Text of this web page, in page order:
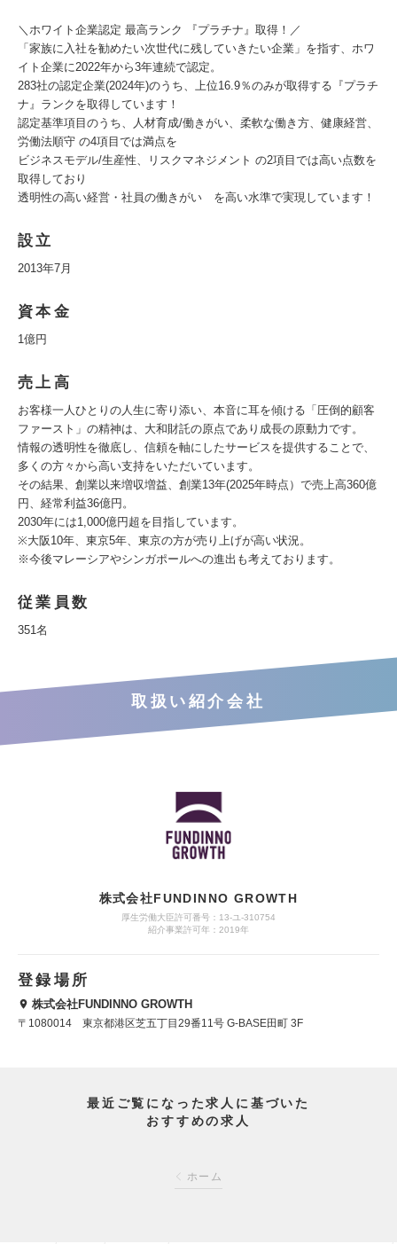
＼ホワイト企業認定 最高ランク 『プラチナ』取得！／
「家族に入社を勧めたい次世代に残していきたい企業」を指す、ホワ
イト企業に2022年から3年連続で認定。
283社の認定企業(2024年)のうち、上位16.9％のみが取得する『プラチ
ナ』ランクを取得しています！
認定基準項目のうち、人材育成/働きがい、柔軟な働き方、健康経営、
労働法順守 の4項目では満点を
ビジネスモデル/生産性、リスクマネジメント の2項目では高い点数を
取得しており
透明性の高い経営・社員の働きがい を高い水準で実現しています！
設立
2013年7月
資本金
1億円
売上高
お客様一人ひとりの人生に寄り添い、本音に耳を傾ける「圧倒的顧客
ファースト」の精神は、大和財託の原点であり成長の原動力です。
情報の透明性を徹底し、信頼を軸にしたサービスを提供することで、
多くの方々から高い支持をいただいています。
その結果、創業以来増収増益、創業13年(2025年時点）で売上高360億
円、経常利益36億円。
2030年には1,000億円超を目指しています。
※大阪10年、東京5年、東京の方が売り上げが高い状況。
※今後マレーシアやシンガポールへの進出も考えております。
従業員数
351名
取扱い紹介会社
株式会社FUNDINNO GROWTH
厚生労働大臣許可番号：13-ユ-310754
紹介事業許可年：2019年
登録場所
株式会社FUNDINNO GROWTH
〒1080014 東京都港区芝五丁目29番11号 G-BASE田町 3F
最近ご覧になった求人に基づいた
おすすめの求人
ホーム